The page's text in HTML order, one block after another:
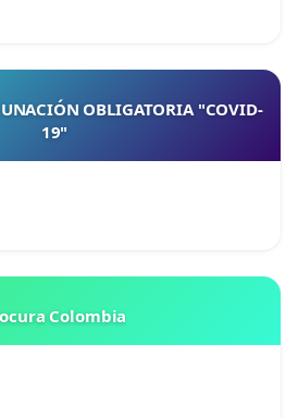
OBLIGATORIA "COVID-
19"
Colombia